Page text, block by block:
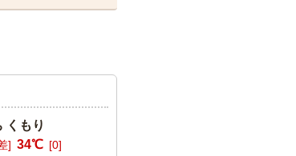
くもり
] 34℃ [0]